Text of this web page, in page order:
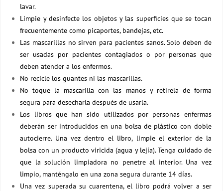
lavar.
Limpie y desinfecte los objetos y las superficies que se tocan
frecuentemente como picaportes, bandejas, etc.
Las mascarillas no sirven para pacientes sanos. Solo deben de
ser usadas por pacientes contagiados o por personas que
deben atender a los enfermos.
No recicle los guantes ni las mascarillas.
No toque la mascarilla con las manos y retírela de forma
segura para desecharla después de usarla.
Los libros que han sido utilizados por personas enfermas
deberán ser introducidos en una bolsa de plástico con doble
autocierre. Una vez dentro el libro, limpie el exterior de la
bolsa con un producto viricida (agua y lejía). Tenga cuidado de
que la solución limpiadora no penetre al interior. Una vez
limpio, manténgalo en una zona segura durante 14 días.
Una vez superada su cuarentena, el libro podrá volver a ser